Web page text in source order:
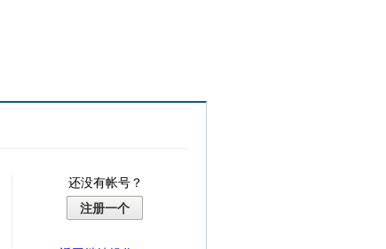
还没有帐号？
注册一个